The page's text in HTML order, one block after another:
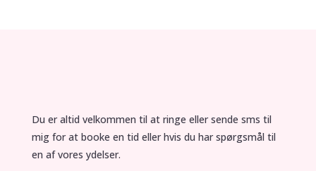
Du er altid velkommen til at ringe eller sende sms til
mig for at booke en tid eller hvis du har spørgsmål til
en af vores ydelser.